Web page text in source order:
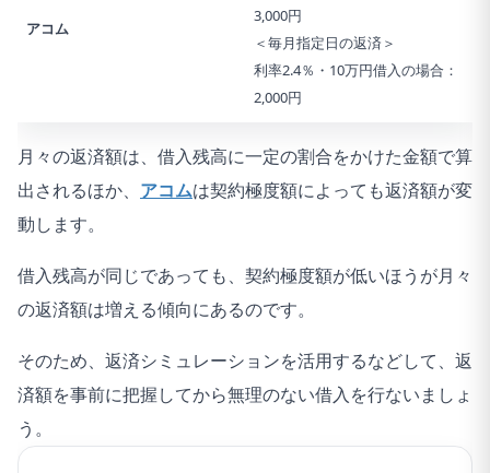
アコム
3,000円
＜毎月指定日の返済＞
利率2.4％・10万円借入の場合：
2,000円
月々の返済額は、借入残高に一定の割合をかけた金額で算
出されるほか、 アコムは契約極度額によっても返済額が変
動します。
借入残高が同じであっても、契約極度額が低いほうが月々
の返済額は増える傾向にあるのです。
そのため、返済シミュレーションを活用するなどして、返
済額を事前に把握してから無理のない借入を行ないましょ
う。